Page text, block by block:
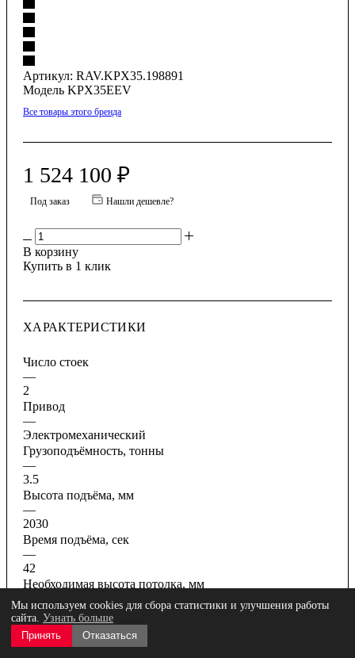
Артикул: RAV.KPX35.198891
Модель KPX35EEV
Все товары этого бренда
1 524 100 ₽
Под заказ Нашли дешевле?
В корзину
Купить в 1 клик
ХАРАКТЕРИСТИКИ
Число стоек
—
2
Привод
—
Электромеханический
Грузоподъёмность, тонны
—
3.5
Высота подъёма, мм
—
2030
Время подъёма, сек
—
42
Необходимая высота потолка, мм
4150
Все характеристики
Мы используем cookies для сбора статистики и улучшения работы
сайта. Узнать больше
Принять
Отказаться